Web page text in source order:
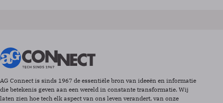
AG Connect is sinds 1967 de essentiële bron van ideeën en informatie
die betekenis geven aan een wereld in constante transformatie. Wij
laten zien hoe tech elk aspect van ons leven verandert, van onze